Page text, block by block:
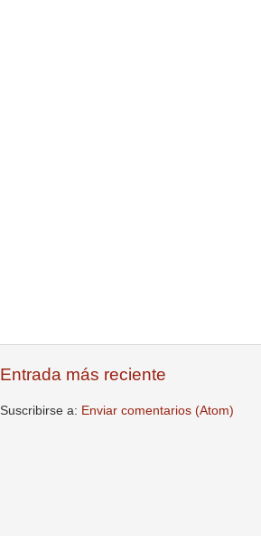
Entrada más reciente
Suscribirse a: Enviar comentarios (Atom)